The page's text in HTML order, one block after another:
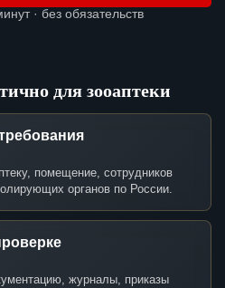
· без обязательств
для зооаптеки
помещение, сотрудников
органов по России.
журналы, приказы